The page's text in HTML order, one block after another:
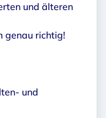
und älteren
genau richtig!
und